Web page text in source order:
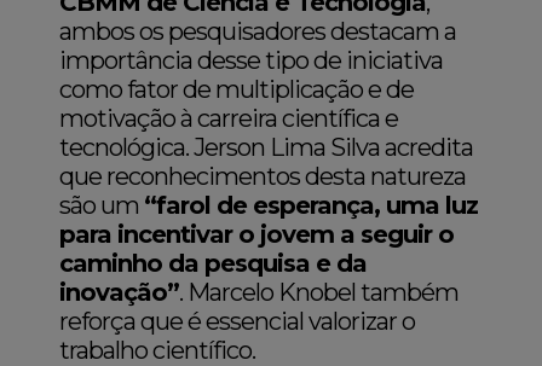
ambos os pesquisadores destacam a
importância desse tipo de iniciativa
como fator de multiplicação e de
motivação à carreira científica e
tecnológica. Jerson Lima Silva acredita
que reconhecimentos desta natureza
são um “farol de esperança, uma luz
para incentivar o jovem a seguir o
caminho da pesquisa e da
inovação”. Marcelo Knobel também
reforça que é essencial valorizar o
trabalho científico.